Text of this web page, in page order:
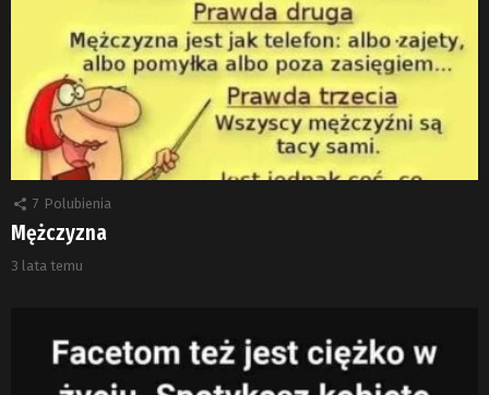
7 Polubienia
Mężczyzna
3 lata temu